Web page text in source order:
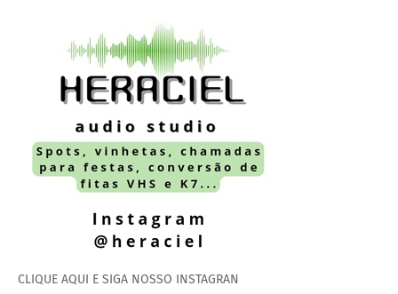
CLIQUE AQUI E SIGA NOSSO INSTAGRAN